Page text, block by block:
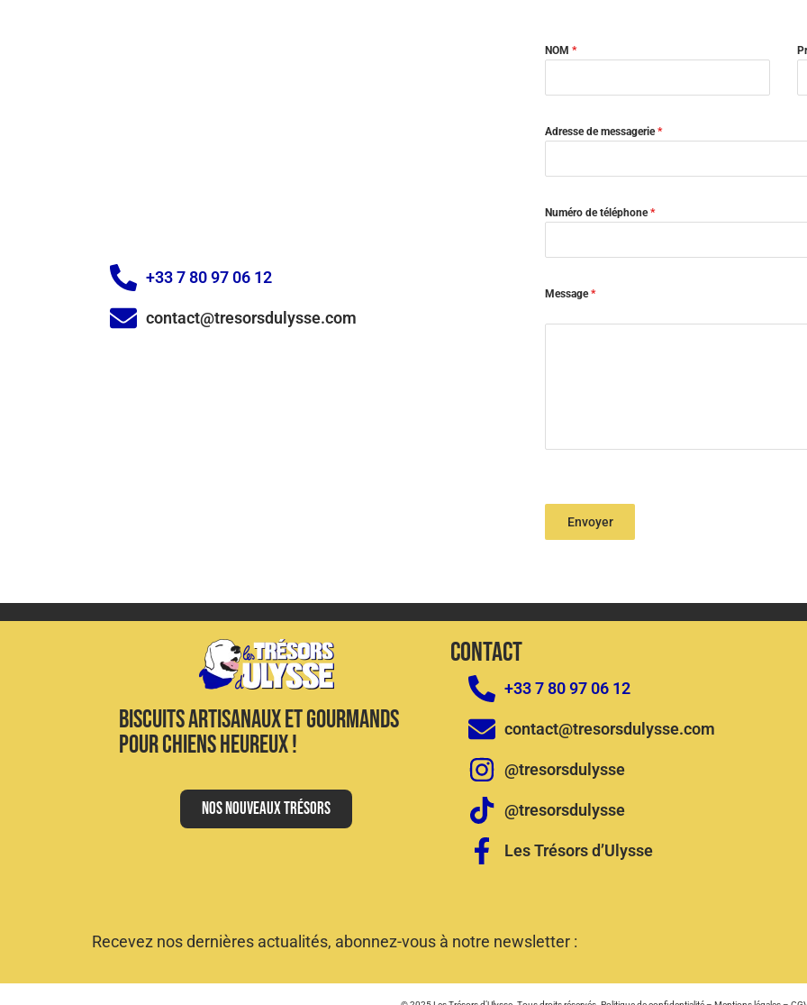
NOM*
Adresse de messagerie*
Numéro de téléphone*
Message*
Envoyer
+33 7 80 97 06 12
contact@tresorsdulysse.com
Biscuits artisanaux et gourmands
pour chiens heureux !
Nos nouveaux trésors
CONTACT
+33 7 80 97 06 12
contact@tresorsdulysse.com
@tresorsdulysse
@tresorsdulysse
Les Trésors d’Ulysse
Recevez nos dernières actualités, abonnez-vous à notre newsletter :